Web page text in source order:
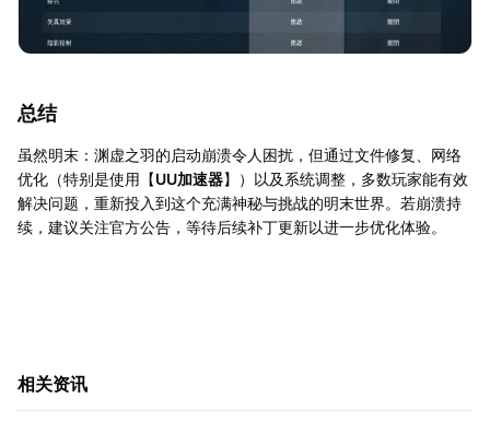
总结
虽然明末：渊虚之羽的启动崩溃令人困扰，但通过文件修复、网络
优化（特别是使用【UU加速器】）以及系统调整，多数玩家能有效
解决问题，重新投入到这个充满神秘与挑战的明末世界。若崩溃持
续，建议关注官方公告，等待后续补丁更新以进一步优化体验。
相关资讯